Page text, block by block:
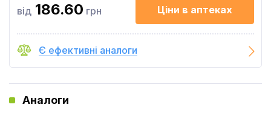
від 186.60 грн Ціни в аптеках
Є ефективні аналоги
Аналоги